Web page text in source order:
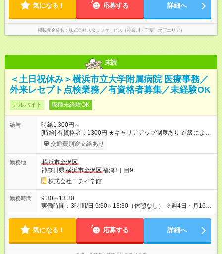
気になる！ 応募する 詳細へ
掲載元企業名 株式会社スタッフサービス（神奈川・千葉・埼玉エリア）
未読
＜土日祝休み＞横浜市立大学附属病院 医療事務／
外来レセプト点検業務／有資格者募集／未経験OK
アルバイト 職種未経験OK
給与
時給1,300円～
[時給] 有資格者：1300円 ★キャリアアップ制度あり 進級により
給与がアップします！ 【試用期間】試用期間あり 試用期間の長
さ：3ヶ月 雇用形態、給与は本採用時と同じです。
交通費別途支給あり
勤務地
横浜市金沢区
神奈川県横浜市金沢区福浦3丁目9
株式会社ニチイ学館
勤務時間
9:30～13:30
実働時間：3時間/日 9:30～13:30（休憩なし） ※週4日・月16日
勤務 ※月64時間勤務 ※残業月3時間あり
気になる！ 応募する 詳細へ